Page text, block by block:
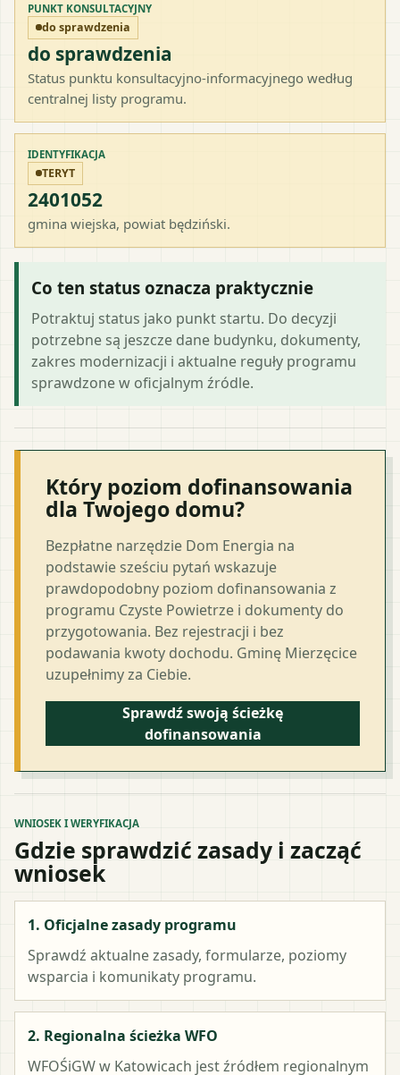
PUNKT KONSULTACYJNY
do sprawdzenia
do sprawdzenia
Status punktu konsultacyjno-informacyjnego według
centralnej listy programu.
IDENTYFIKACJA
TERYT
2401052
gmina wiejska, powiat będziński.
Co ten status oznacza praktycznie
Potraktuj status jako punkt startu. Do decyzji
potrzebne są jeszcze dane budynku, dokumenty,
zakres modernizacji i aktualne reguły programu
sprawdzone w oficjalnym źródle.
Który poziom dofinansowania
dla Twojego domu?
Bezpłatne narzędzie Dom Energia na
podstawie sześciu pytań wskazuje
prawdopodobny poziom dofinansowania z
programu Czyste Powietrze i dokumenty do
przygotowania. Bez rejestracji i bez
podawania kwoty dochodu. Gminę Mierzęcice
uzupełnimy za Ciebie.
Sprawdź swoją ścieżkę
dofinansowania
WNIOSEK I WERYFIKACJA
Gdzie sprawdzić zasady i zacząć
wniosek
1. Oficjalne zasady programu
Sprawdź aktualne zasady, formularze, poziomy
wsparcia i komunikaty programu.
2. Regionalna ścieżka WFO
WFOŚiGW w Katowicach jest źródłem regionalnym